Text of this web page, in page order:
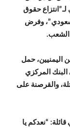
حقوق
وفرض
الشعب.
اليمنيين، حمل
البنك المركزي
والقرصنة على
“نعدكم يا